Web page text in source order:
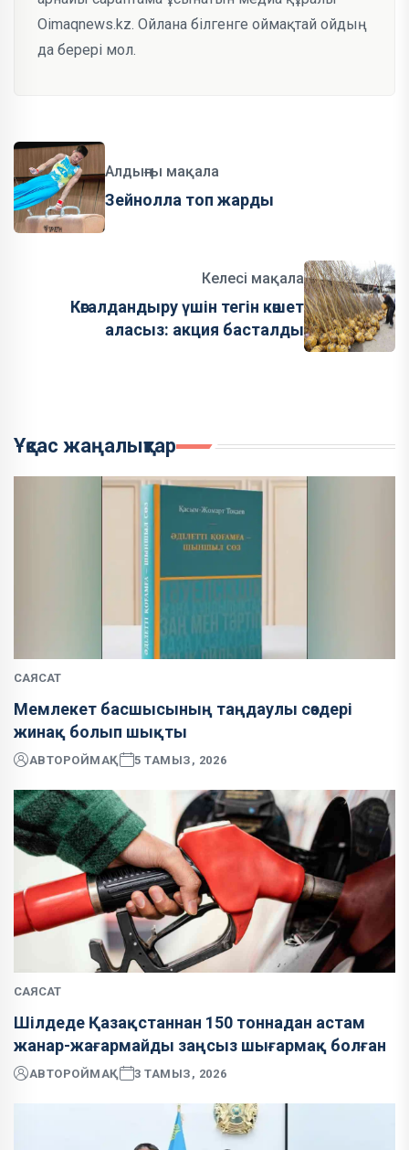
Oimaqnews.kz. Ойлана білгенге оймақтай ойдың
да берері мол.
Алдыңғы мақала
Зейнолла топ жарды
Келесі мақала
Көгалдандыру үшін тегін көшет
аласыз: акция басталды
Ұқсас жаңалықтар
САЯСАТ
Мемлекет басшысының таңдаулы сөздері
жинақ болып шықты
АВТОРОЙМАҚ 5 ТАМЫЗ, 2026
САЯСАТ
Шілдеде Қазақстаннан 150 тоннадан астам
жанар-жағармайды заңсыз шығармақ болған
АВТОРОЙМАҚ 3 ТАМЫЗ, 2026